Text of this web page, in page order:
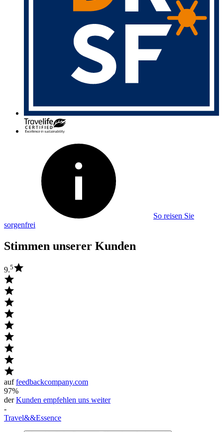
So reisen Sie
sorgenfrei
Stimmen unserer Kunden
9.5
auffeedbackcompany.com
97%
derKunden empfehlen uns weiter
-
Travel&&Essence